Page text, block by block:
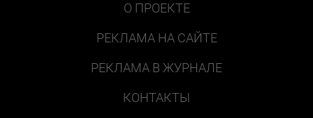
О ПРОЕКТЕ
РЕКЛАМА НА САЙТЕ
РЕКЛАМА В ЖУРНАЛЕ
КОНТАКТЫ